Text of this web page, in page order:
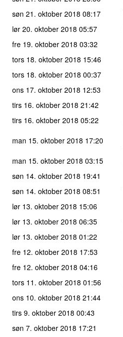
søn 21. oktober 2018 08:17
lør 20. oktober 2018 05:57
fre 19. oktober 2018 03:32
tors 18. oktober 2018 15:46
tors 18. oktober 2018 00:37
ons 17. oktober 2018 12:53
tirs 16. oktober 2018 21:42
tirs 16. oktober 2018 05:22
man 15. oktober 2018 17:20
man 15. oktober 2018 03:15
søn 14. oktober 2018 19:41
søn 14. oktober 2018 08:51
lør 13. oktober 2018 15:06
lør 13. oktober 2018 06:35
lør 13. oktober 2018 01:22
fre 12. oktober 2018 17:53
fre 12. oktober 2018 04:16
tors 11. oktober 2018 01:56
ons 10. oktober 2018 21:44
tirs 9. oktober 2018 00:43
søn 7. oktober 2018 17:21